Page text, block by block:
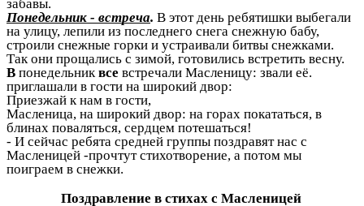
забавы.
Понедельник - встреча. В этот день ребятишки выбегали
на улицу, лепили из последнего снега снежную бабу,
строили снежные горки и устраивали битвы снежками.
Так они прощались с зимой, готовились встретить весну.
В понедельниквсе встречали Масленицу: звали её.
приглашали в гости на широкий двор:
Приезжай к нам в гости,
Масленица, на широкий двор: на горах покататься, в
блинах поваляться, сердцем потешаться!
- И сейчас ребята средней группы поздравят нас с
Масленицей -прочтут стихотворение, а потом мы
поиграем в снежки.
Поздравление в стихах с Масленицей